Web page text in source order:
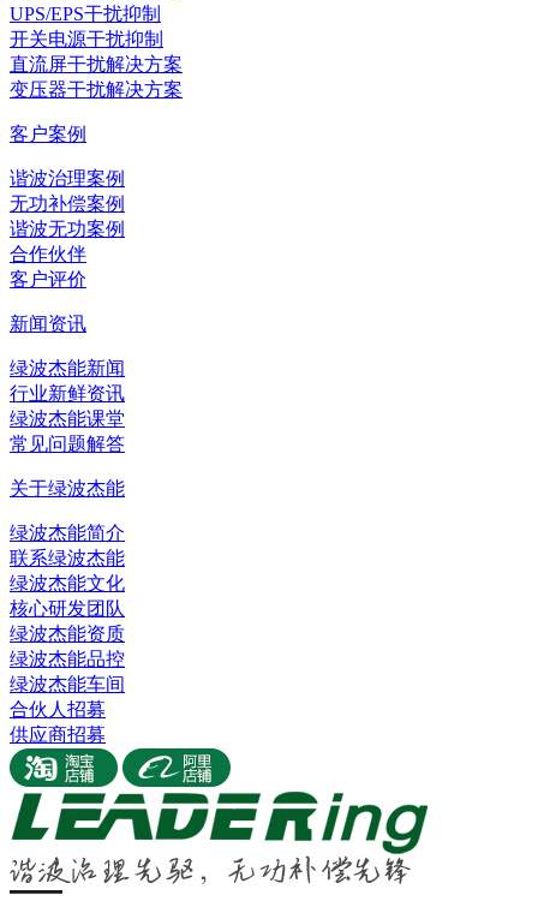
UPS/EPS干扰抑制
开关电源干扰抑制
直流屏干扰解决方案
变压器干扰解决方案
客户案例
谐波治理案例
无功补偿案例
谐波无功案例
合作伙伴
客户评价
新闻资讯
绿波杰能新闻
行业新鲜资讯
绿波杰能课堂
常见问题解答
关于绿波杰能
绿波杰能简介
联系绿波杰能
绿波杰能文化
核心研发团队
绿波杰能资质
绿波杰能品控
绿波杰能车间
合伙人招募
供应商招募